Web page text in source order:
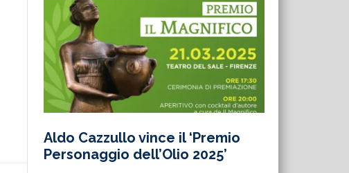
Aldo Cazzullo vince il ‘Premio
Personaggio dell’Olio 2025’